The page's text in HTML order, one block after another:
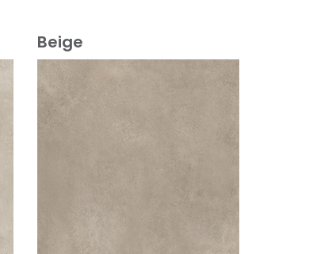
Beige